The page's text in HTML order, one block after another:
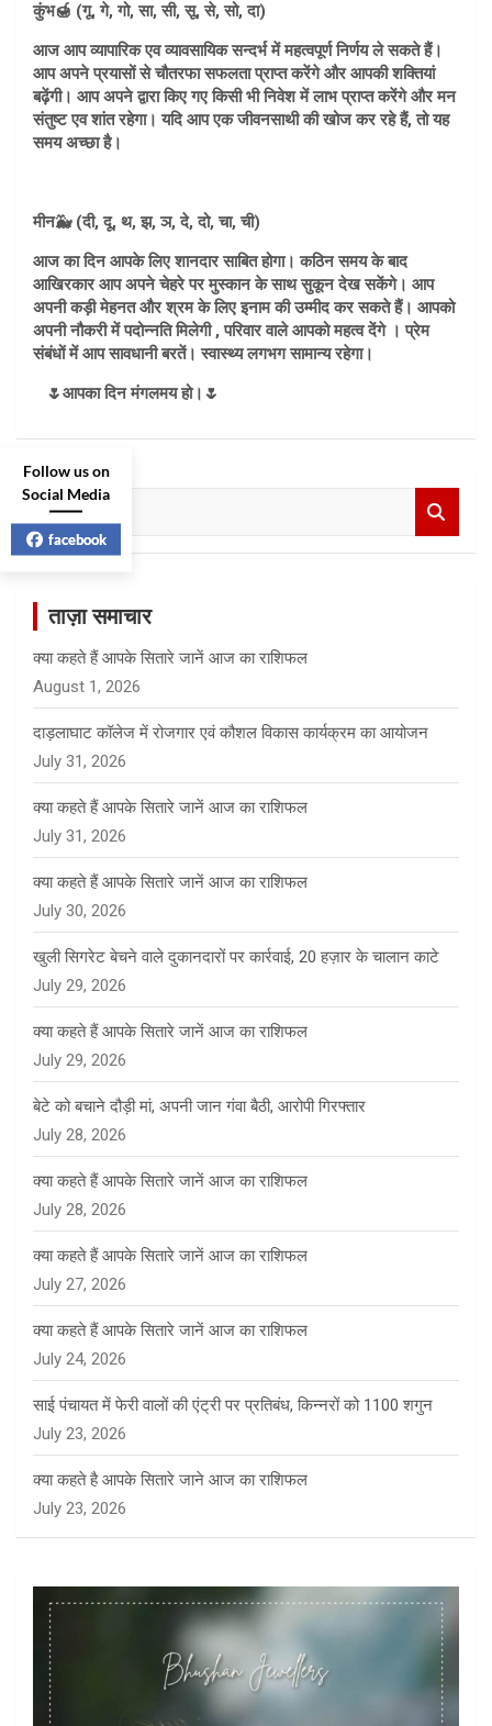
कुंभ🍯 (गू, गे, गो, सा, सी, सू, से, सो, दा)
आज आप व्यापारिक एव व्यावसायिक सन्दर्भ में महत्वपूर्ण निर्णय ले सकते हैं।
आप अपने प्रयासों से चौतरफा सफलता प्राप्त करेंगे और आपकी शक्तियां
बढ़ेंगी। आप अपने द्वारा किए गए किसी भी निवेश में लाभ प्राप्त करेंगे और मन
संतुष्ट एव शांत रहेगा। यदि आप एक जीवनसाथी की खोज कर रहे हैं, तो यह
समय अच्छा है।
मीन🐳 (दी, दू, थ, झ, ञ, दे, दो, चा, ची)
आज का दिन आपके लिए शानदार साबित होगा। कठिन समय के बाद
आखिरकार आप अपने चेहरे पर मुस्कान के साथ सुकून देख सकेंगे। आप
अपनी कड़ी मेहनत और श्रम के लिए इनाम की उम्मीद कर सकते हैं। आपको
अपनी नौकरी में पदोन्नति मिलेगी , परिवार वाले आपको महत्व देंगे । प्रेम
संबंधों में आप सावधानी बरतें। स्वास्थ्य लगभग सामान्य रहेगा।
🌷आपका दिन मंगलमय हो।🌷
S
e
a
ताज़ा समाचार
क्या कहते हैं आपके सितारे जानें आज का राशिफल
August 1, 2026
दाड़लाघाट कॉलेज में रोजगार एवं कौशल विकास कार्यक्रम का आयोजन
July 31, 2026
क्या कहते हैं आपके सितारे जानें आज का राशिफल
July 31, 2026
क्या कहते हैं आपके सितारे जानें आज का राशिफल
July 30, 2026
खुली सिगरेट बेचने वाले दुकानदारों पर कार्रवाई, 20 हज़ार के चालान काटे
July 29, 2026
क्या कहते हैं आपके सितारे जानें आज का राशिफल
July 29, 2026
बेटे को बचाने दौड़ी मां, अपनी जान गंवा बैठी, आरोपी गिरफ्तार
July 28, 2026
क्या कहते हैं आपके सितारे जानें आज का राशिफल
July 28, 2026
क्या कहते हैं आपके सितारे जानें आज का राशिफल
July 27, 2026
क्या कहते हैं आपके सितारे जानें आज का राशिफल
July 24, 2026
साई पंचायत में फेरी वालों की एंट्री पर प्रतिबंध, किन्नरों को 1100 शगुन
July 23, 2026
क्या कहते है आपके सितारे जाने आज का राशिफल
July 23, 2026
Follow us on
Social Media
facebook